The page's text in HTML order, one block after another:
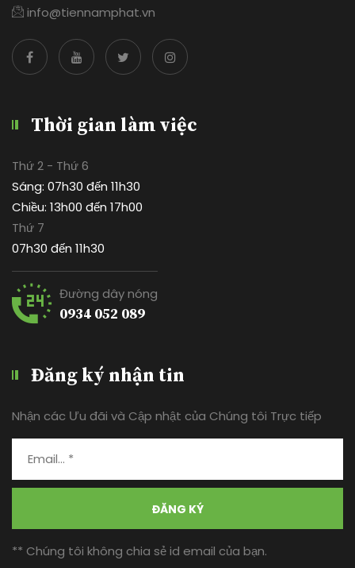
info@tiennamphat.vn
Thời gian làm việc
Thứ 2 - Thứ 6
Sáng: 07h30 đến 11h30
Chiều: 13h00 đến 17h00
Thứ 7
07h30 đến 11h30
Đường dây nóng
0934 052 089
Đăng ký nhận tin
Nhận các Ưu đãi và Cập nhật của Chúng tôi Trực tiếp
ĐĂNG KÝ
** Chúng tôi không chia sẻ id email của bạn.